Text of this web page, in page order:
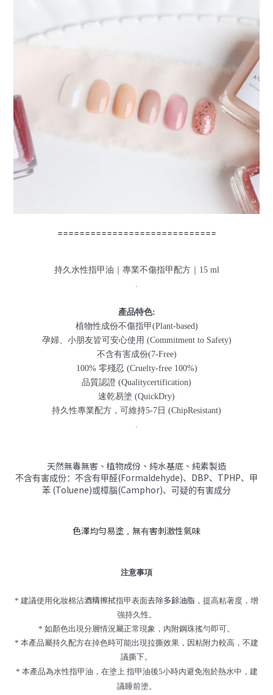
=============================
持久水性指甲油｜專業不傷指甲配方｜15 ml
.
產品特色:
植物性成份不傷指甲(Plant-based)
孕婦、小朋友皆可安心使用 (Commitment to Safety)
不含有害成份(7-Free)
100% 零殘忍 (Cruelty-free 100%)
品質認證 (Qualitycertification)
速乾易塗 (QuickDry)
持久性專業配方，可維持5-7日 (ChipResistant)
.
天然無毒無害、植物成份、純水基底、純素製造
不含有害成份：不含有甲醛(Formaldehyde)、 DBP、 TPHP、甲
苯 (Toluene)或樟腦(Camphor)、可疑的有害成分
色澤均勻易塗，無有害刺激性氣味
注意事項
* 建議使用化妝棉沾酒精擦拭指甲表面去除多餘油脂 ，提高粘著度，增
強持久性。
* 如顏色出現分層情況屬正常現象，內附鋼珠搖勻即可。
* 本產品屬持久配方在掉色時可能出現拉撕效果，因粘附力較高，不建
議撕下。
* 本產品為水性指甲油，在塗上 指甲油後5小時內避免泡於熱水中，建
議睡前塗。